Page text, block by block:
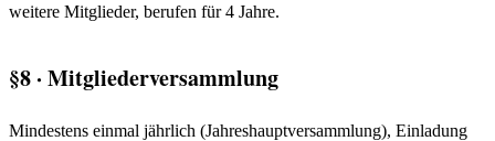
weitere Mitglieder, berufen für 4 Jahre.
§8 · Mitgliederversammlung
Mindestens einmal jährlich (Jahreshauptversammlung), Einladung